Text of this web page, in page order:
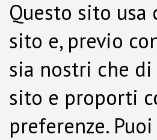
Questo sito
sito e, previo
sia nostri che
sito e proporti
preferenze.